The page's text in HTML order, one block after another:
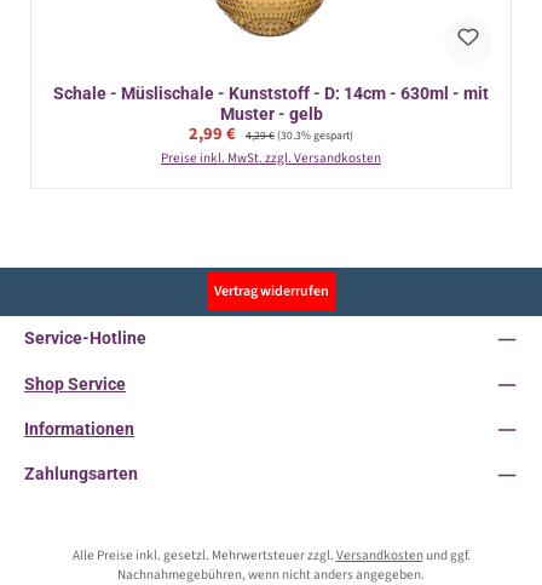
Schale - Müslischale - Kunststoff - D: 14cm - 630ml - mit
Muster - gelb
Verkaufspreis:
2,99 € Regulärer Preis:
4,29 €(30.3% gespart)
Preise inkl. MwSt. zzgl. Versandkosten
Vertrag widerrufen
Service-Hotline
Shop Service
Informationen
Zahlungsarten
Alle Preise inkl. gesetzl. Mehrwertsteuer zzgl. Versandkostenund ggf.
Nachnahmegebühren, wenn nicht anders angegeben.